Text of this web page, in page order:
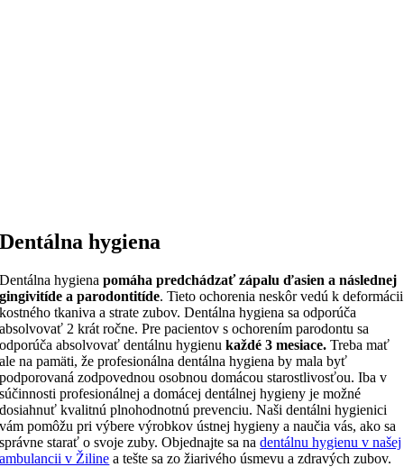
Dentálna hygiena
Dentálna hygienapomáha predchádzať zápalu ďasien a následnej
gingivitíde a parodontitíde. Tieto ochorenia neskôr vedú k deformácii
kostného tkaniva a strate zubov. Dentálna hygiena sa odporúča
absolvovať 2 krát ročne. Pre pacientov s ochorením parodontu sa
odporúča absolvovať dentálnu hygienukaždé 3 mesiace. Treba mať
ale na pamäti, že profesionálna dentálna hygiena by mala byť
podporovaná zodpovednou osobnou domácou starostlivosťou. Iba v
súčinnosti profesionálnej a domácej dentálnej hygieny je možné
dosiahnuť kvalitnú plnohodnotnú prevenciu. Naši dentálni hygienici
vám pomôžu pri výbere výrobkov ústnej hygieny a naučia vás, ako sa
správne starať o svoje zuby. Objednajte sa nadentálnu hygienu v našej
ambulancii v Žiline a tešte sa zo žiarivého úsmevu a zdravých zubov.